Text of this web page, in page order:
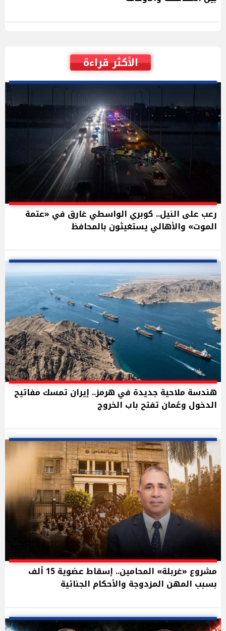
الأكثر قراءة
رعب على النيل.. كوبري الواسطي غارق في «عتمة
الموت» والأهالي يستغيثون بالمحافظ
هندسة ملاحية جديدة في هرمز.. إيران تمسك مفاتيح
الدخول وعُمان تفتح باب الخروج
مشروع «غربلة» المحامين.. إسقاط عضوية 15 ألف
بسبب المهن المزدوجة والأحكام الجنائية